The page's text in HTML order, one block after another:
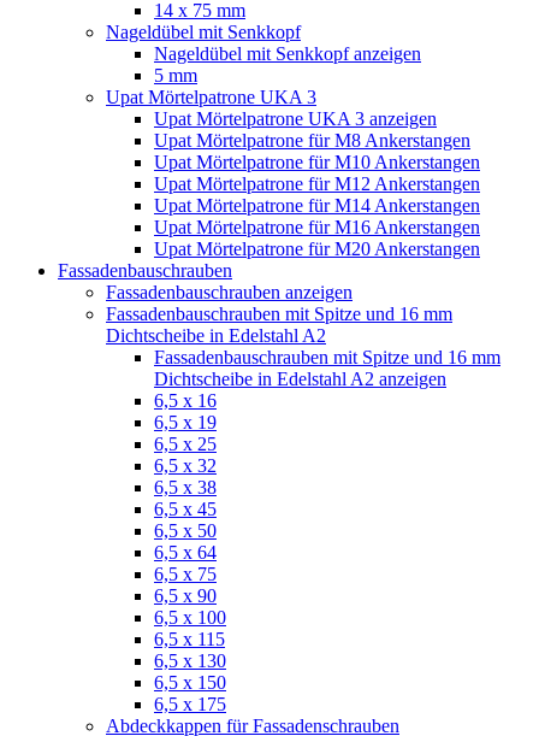
14 x 75 mm
Nageldübel mit Senkkopf
Nageldübel mit Senkkopf anzeigen
5 mm
Upat Mörtelpatrone UKA 3
Upat Mörtelpatrone UKA 3 anzeigen
Upat Mörtelpatrone für M8 Ankerstangen
Upat Mörtelpatrone für M10 Ankerstangen
Upat Mörtelpatrone für M12 Ankerstangen
Upat Mörtelpatrone für M14 Ankerstangen
Upat Mörtelpatrone für M16 Ankerstangen
Upat Mörtelpatrone für M20 Ankerstangen
Fassadenbauschrauben
Fassadenbauschrauben anzeigen
Fassadenbauschrauben mit Spitze und 16 mm
Dichtscheibe in Edelstahl A2
Fassadenbauschrauben mit Spitze und 16 mm
Dichtscheibe in Edelstahl A2 anzeigen
6,5 x 16
6,5 x 19
6,5 x 25
6,5 x 32
6,5 x 38
6,5 x 45
6,5 x 50
6,5 x 64
6,5 x 75
6,5 x 90
6,5 x 100
6,5 x 115
6,5 x 130
6,5 x 150
6,5 x 175
Abdeckkappen für Fassadenschrauben